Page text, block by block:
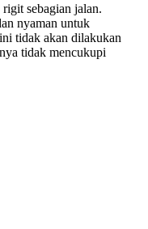
sebagian jalan.
nyaman untuk
tidak akan dilakukan
tidak mencukupi